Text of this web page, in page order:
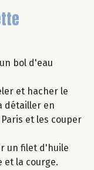
bol d'eau
et hacher le
détailler en
et les couper
un filet d'huile
et la courge.